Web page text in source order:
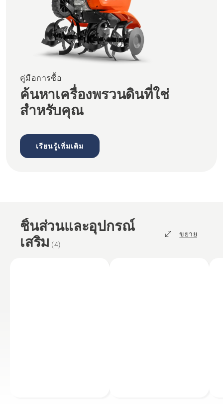
คู่มือการซื้อ
ค้นหาเครื่องพรวนดินที่ใช่
สำหรับคุณ
เรียนรู้เพิ่มเติม
ชิ้นส่วนและอุปกรณ์
เสริม (4)
ขยาย